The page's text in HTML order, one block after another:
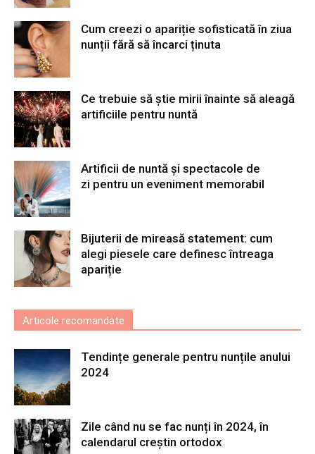
Cum creezi o apariție sofisticată în ziua
nunții fără să încarci ținuta
Ce trebuie să știe mirii înainte să aleagă
artificiile pentru nuntă
Artificii de nuntă și spectacole de
zi pentru un eveniment memorabil
Bijuterii de mireasă statement: cum
alegi piesele care definesc întreaga
apariție
Articole recomandate
Tendințe generale pentru nunțile anului
2024
Zile când nu se fac nunți în 2024, în
calendarul creștin ortodox